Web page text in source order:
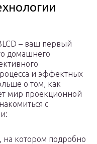
– ваш первый
домашнего
и эффектных
о том, как
мир проекционной
с
на котором подробно